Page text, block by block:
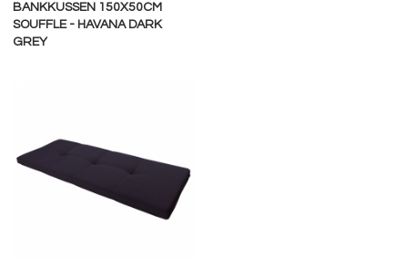
BANKKUSSEN 150X50CM
SOUFFLE - HAVANA DARK
GREY